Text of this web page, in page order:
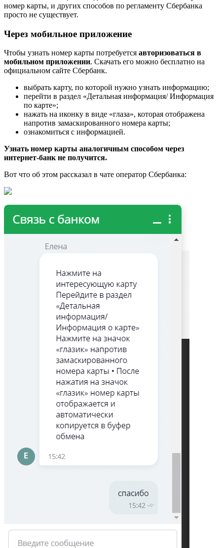
номер карты, и других способов по регламенту Сбербанка
просто не существует.
Через мобильное приложение
Чтобы узнать номер карты потребуется авторизоваться в
мобильном приложении. Скачать его можно бесплатно на
официальном сайте Сбербанк.
выбрать карту, по которой нужно узнать информацию;
перейти в раздел «Детальная информация/ Информация
по карте»;
нажать на иконку в виде «глаза», которая отображена
напротив замаскированного номера карты;
ознакомиться с информацией.
Узнать номер карты аналогичным способом через
интернет-банк не получится.
Вот что об этом рассказал в чате оператор Сбербанка: